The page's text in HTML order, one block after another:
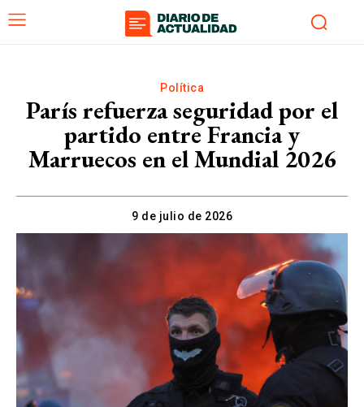
Política
París refuerza seguridad por el
partido entre Francia y
Marruecos en el Mundial 2026
9 de julio de 2026